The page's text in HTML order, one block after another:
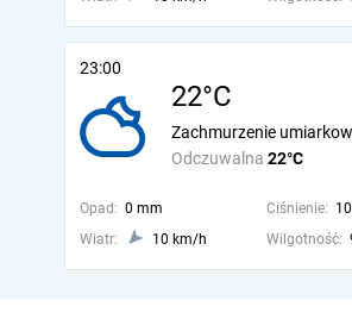
23:00
22°C
Odczuwalna 22°C
Zachmurzenie
Opad: 0 mm Ciśnienie:
Wiatr:
10 km/h Wilgotność: